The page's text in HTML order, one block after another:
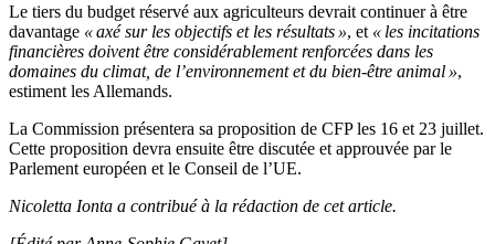
Le tiers du budget réservé aux agriculteurs devrait continuer à être
davantage « axé sur les objectifs et les résultats », et « les incitations
financières doivent être considérablement renforcées dans les
domaines du climat, de l’environnement et du bien-être animal »,
estiment les Allemands.
La Commission présentera sa proposition de CFP les 16 et 23 juillet.
Cette proposition devra ensuite être discutée et approuvée par le
Parlement européen et le Conseil de l’UE.
Nicoletta Ionta a contribué à la rédaction de cet article.